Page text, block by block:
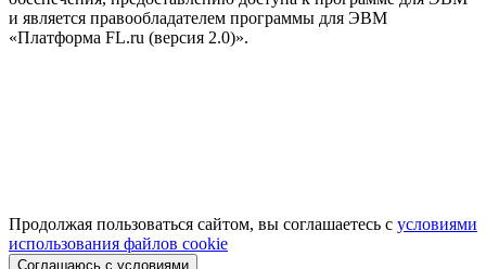
и является правообладателем программы для ЭВМ
«Платформа FL.ru (версия 2.0)».
Продолжая пользоваться сайтом, вы соглашаетесь с условиями
использования файлов cookie
Соглашаюсь с условиями